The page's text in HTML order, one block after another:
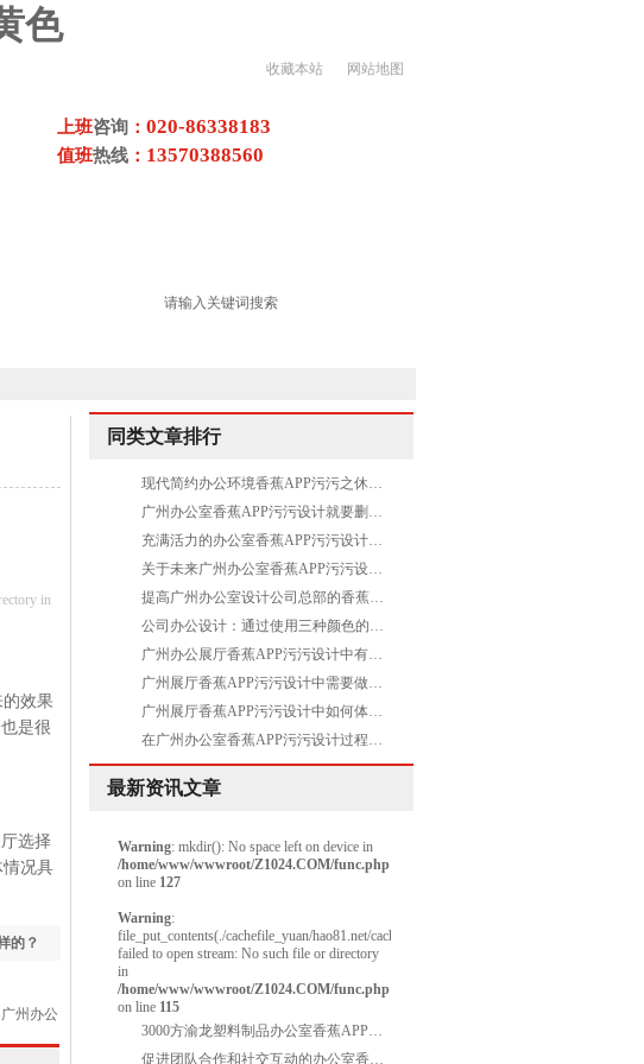
色
收藏本站 网站地图
上班咨询 ： 020-86338183
值班热线 ： 13570388560
in
的效果
也是很
厅选择
情况具
？
广州办公
同类文章排行
现代简约办公环境香蕉APP污污之休闲区
广州办公室香蕉APP污污设计就要删繁就简
充满活力的办公室香蕉APP污污设计空间是怎样的
关于未来广州办公室香蕉APP污污设计方案的畅想
提高广州办公室设计公司总部的香蕉APP污污水平有哪些
公司办公设计：通过使用三种颜色的标准模块化实现了天花板改造
广州办公展厅香蕉APP污污设计中有哪些需要注意的
广州展厅香蕉APP污污设计中需要做吊顶吗
广州展厅香蕉APP污污设计中如何体现出高品质呢
在广州办公室香蕉APP污污设计过程中，使用智能化设备的好处有哪些？
最新资讯文章
Warning: mkdir(): No space left on device in
/home/www/wwwroot/Z1024.COM/func.php
on line 127
Warning:
file_put_contents(./cachefile_yuan/hao81.net/cache/48/b934a/213f0.html):
failed to open stream: No such file or directory
in
/home/www/wwwroot/Z1024.COM/func.php
on line 115
3000方渝龙塑料制品办公室香蕉APP污污项目圆满交付
促进团队合作和社交互动的办公室香蕉APP污污设计空间是怎样的——Evolution